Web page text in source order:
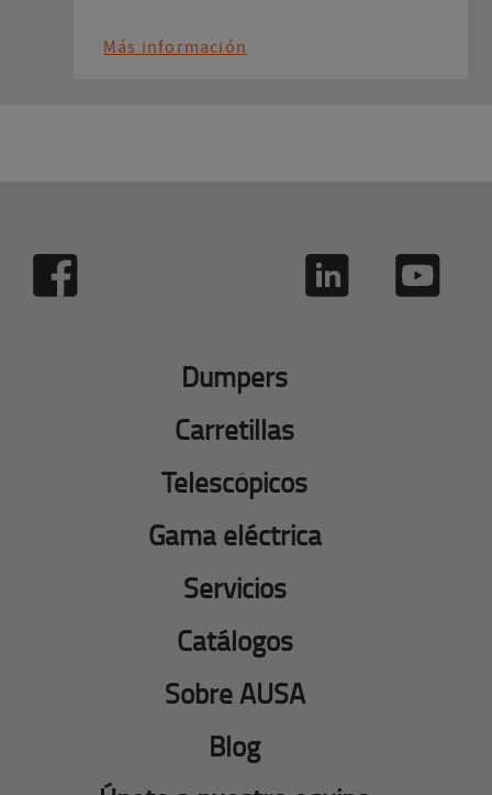
Más información
Dumpers
Carretillas
Telescópicos
Gama eléctrica
Servicios
Catálogos
Sobre AUSA
Blog